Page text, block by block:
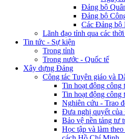
Đảng bộ
Đảng bộ
Các Đảng bộ
Lãnh đạo tỉnh qua các
Tin tức - Sự kiện
Trong tỉnh
Trong nước - Quốc tế
Xây dựng Đảng
Công tác Tuyên giáo và
Tin hoạt động công
Tin hoạt động công
Nghiên cứu - Trao
Đưa nghị quyết của
Bảo vệ nền tảng tư
Học tập và làm